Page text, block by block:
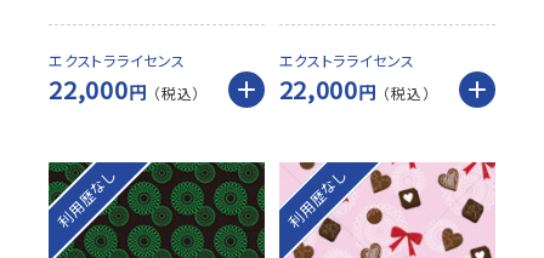
エクストラライセンス
22,000円
エクストラライセンス
22,000円
利用歴なし 利用歴なし